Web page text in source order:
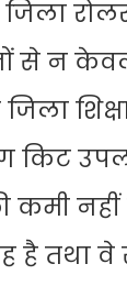
से न
शिक्षा
किट
नहीं
तथा वे